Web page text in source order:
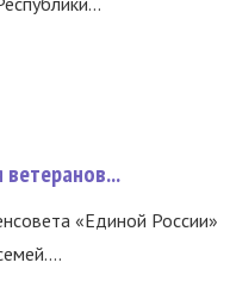
«Единой России»